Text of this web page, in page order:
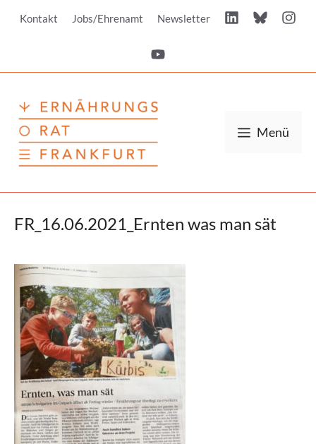
InhaltKontakt Jobs/Ehrenamt Newsletter
Menü
FR_16.06.2021_Ernten was man sät